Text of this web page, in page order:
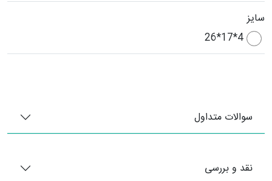
سایز
4*17*26
سوالات متداول
نقد و بررسی